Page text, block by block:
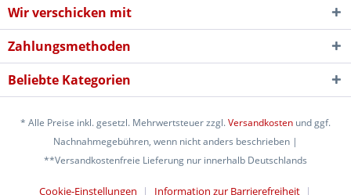
Wir verschicken mit
Zahlungsmethoden
Beliebte Kategorien
* Alle Preise inkl. gesetzl. Mehrwertsteuer zzgl.Versandkosten und ggf.
Nachnahmegebühren, wenn nicht anders beschrieben |
**Versandkostenfreie Lieferung nur innerhalb Deutschlands
Cookie-Einstellungen
Information zur Barrierefreiheit